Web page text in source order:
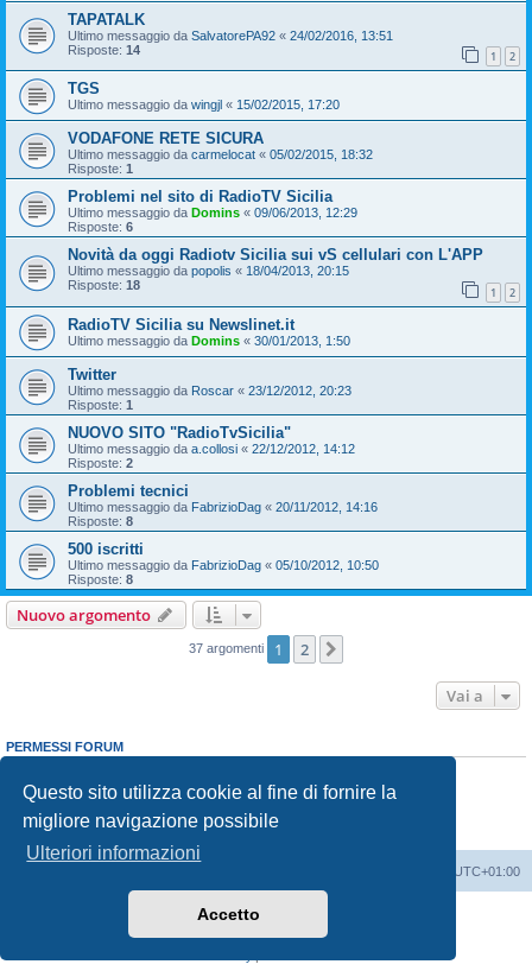
Questo sito utilizza cookie al fine di fornire la
migliore navigazione possibile
Ulteriori informazioni
Accetto
TAPATALK
Ultimo messaggio da SalvatorePA92 « 24/02/2016, 13:51
Risposte: 14 1 2
TGS
Ultimo messaggio da wingjl « 15/02/2015, 17:20
VODAFONE RETE SICURA
Ultimo messaggio da carmelocat « 05/02/2015, 18:32
Risposte: 1
Problemi nel sito di RadioTV Sicilia
Ultimo messaggio da Domins « 09/06/2013, 12:29
Risposte: 6
Novità da oggi Radiotv Sicilia sui vS cellulari con L'APP
Ultimo messaggio da popolis « 18/04/2013, 20:15
Risposte: 18 1 2
RadioTV Sicilia su Newslinet.it
Ultimo messaggio da Domins « 30/01/2013, 1:50
Twitter
Ultimo messaggio da Roscar « 23/12/2012, 20:23
Risposte: 1
NUOVO SITO "RadioTvSicilia"
Ultimo messaggio da a.collosi « 22/12/2012, 14:12
Risposte: 2
Problemi tecnici
Ultimo messaggio da FabrizioDag « 20/11/2012, 14:16
Risposte: 8
500 iscritti
Ultimo messaggio da FabrizioDag « 05/10/2012, 10:50
Risposte: 8
Nuovo argomento
37 argomenti 1 2
Vai a
PERMESSI FORUM
Non puoirispondere negli argomenti
Non puoimodificare i tuoi messaggi
Non puoicancellare i tuoi messaggi
Non puoi
inviare allegati
UTC+01:00
phpBB® Forum Software © phpBB Limited
Traduzione ItalianaphpBB-Italia.it